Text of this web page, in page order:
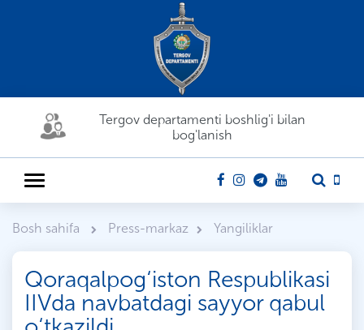
Tergov departamenti boshlig'i bilan
bog'lanish
Bosh sahifa Press-markaz Yangiliklar
Qoraqalpog‘iston Respublikasi
IIVda navbatdagi sayyor qabul